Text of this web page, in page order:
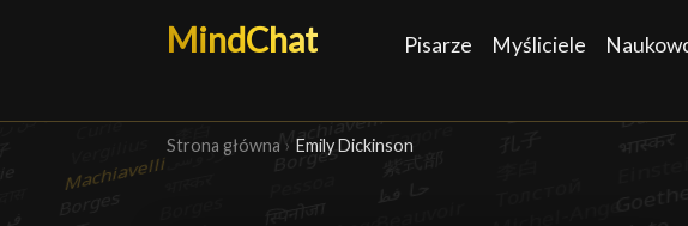
MindChat Pisarze Myśliciele
Strona główna › Emily Dickinson